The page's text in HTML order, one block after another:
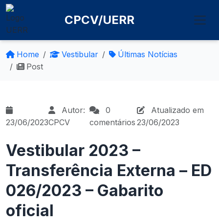
CPCV/UERR
Home Vestibular
Últimas Notícias
Post
23/06/2023
Autor:
CPCV
0
comentários
Atualizado em
23/06/2023
Vestibular 2023 –
Transferência Externa – ED
026/2023 – Gabarito
oficial